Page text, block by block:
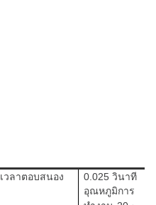
เวลาตอบสนอง 0.025 วินาที
อุณหภูมิการ